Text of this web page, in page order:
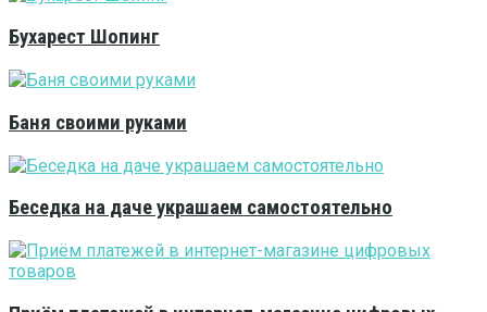
Бухарест Шопинг
Баня своими руками
Беседка на даче украшаем самостоятельно